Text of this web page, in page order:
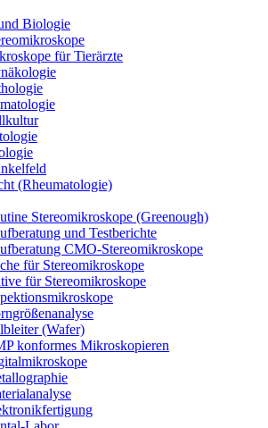
Biologie
für Tierärzte
(Rheumatologie)
Stereomikroskope (Greenough)
und Testberichte
CMO-Stereomikroskope
für Stereomikroskope
für Stereomikroskope
(Wafer)
konformes Mikroskopieren